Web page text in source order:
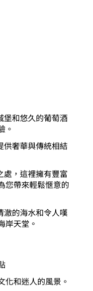
堡和悠久的葡萄酒
。
供奢華與傳統相結
處，這裡擁有豐富
您帶來輕鬆愜意的
澈的海水和令人嘆
岸天堂。
化和迷人的風景。